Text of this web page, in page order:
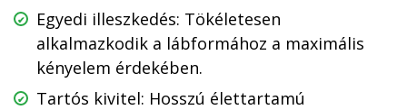
Egyedi illeszkedés: Tökéletesen
alkalmazkodik a lábformához a maximális
kényelem érdekében.
Tartós kivitel: Hosszú élettartamú